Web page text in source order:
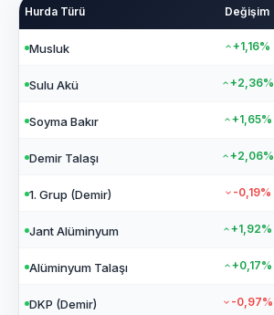
Hurda Türü Değişim
Musluk +1,16%
Sulu Akü +2,36%
Soyma Bakır +1,65%
Demir Talaşı +2,06%
1. Grup (Demir) -0,19%
Jant Alüminyum +1,92%
Alüminyum Talaşı +0,17%
DKP (Demir) -0,97%